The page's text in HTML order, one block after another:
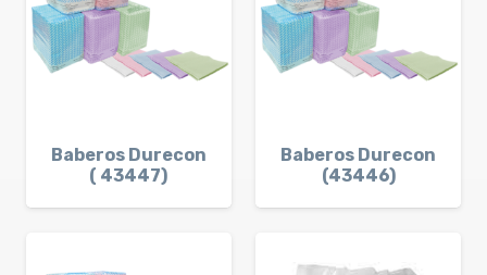
Baberos Durecon
( 43447)
Baberos Durecon
(43446)